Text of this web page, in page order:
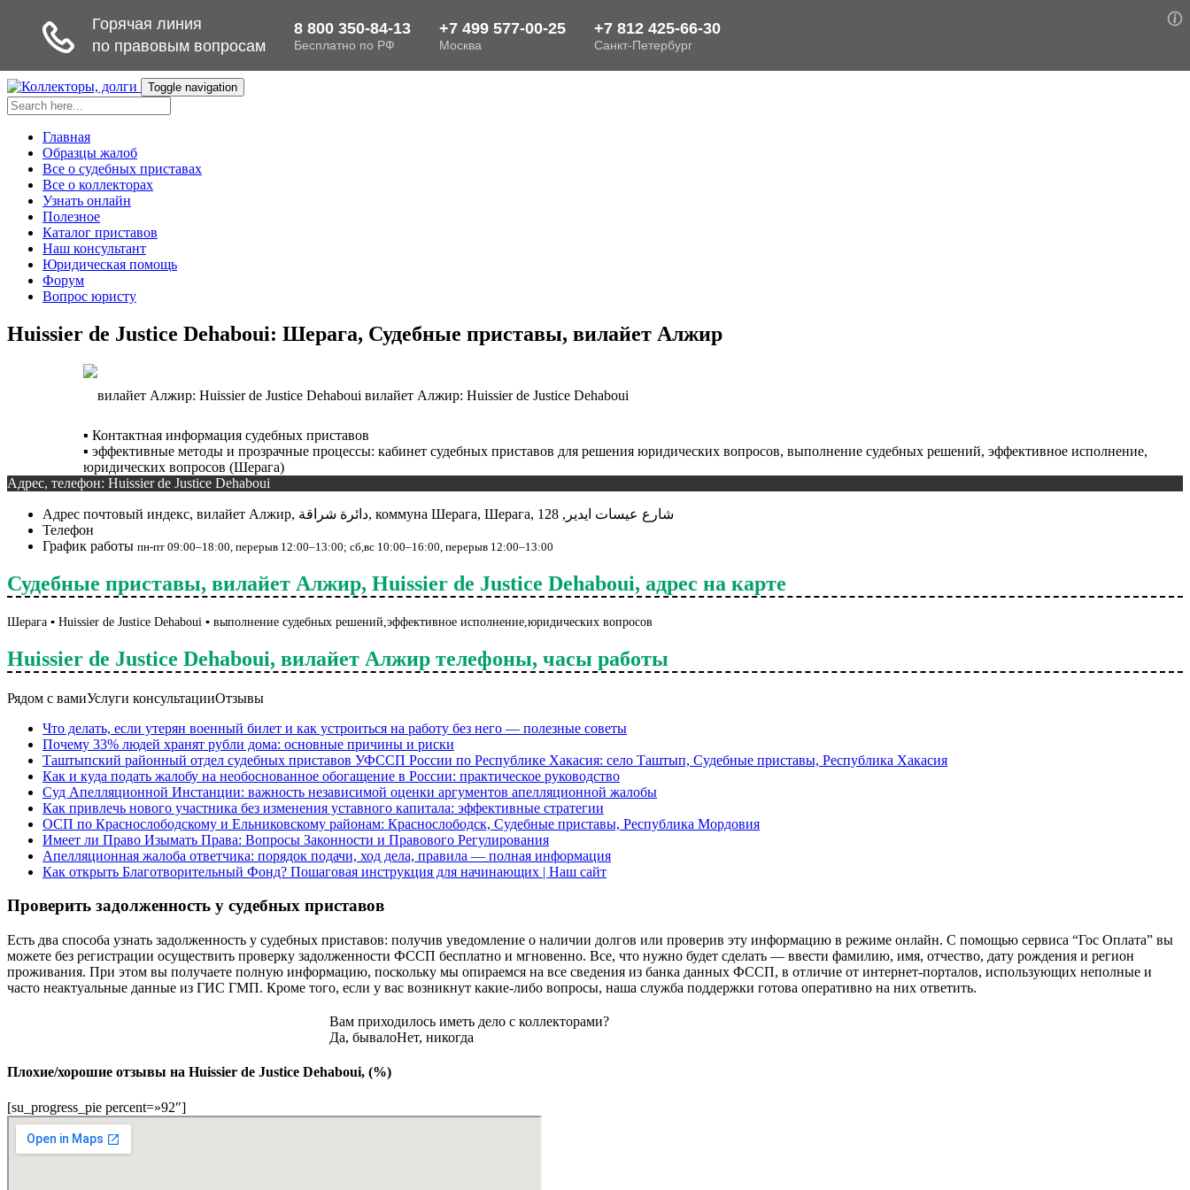
Toggle navigation
Главная
Образцы жалоб
Все о судебных приставах
Все о коллекторах
Узнать онлайн
Полезное
Каталог приставов
Наш консультант
Юридическая помощь
Форум
Вопрос юристу
Huissier de Justice Dehaboui: Шерага, Судебные приставы, вилайет Алжир
вилайет Алжир: Huissier de Justice Dehaboui
▪️ Контактная информация судебных приставов
▪️ эффективные методы и прозрачные процессы: кабинет судебных приставов для решения юридических вопросов, выполнение судебных решений, эффективное исполнение,
юридических вопросов (Шерага)
Адрес, телефон: Huissier de Justice Dehaboui
Адрес
почтовый индекс, вилайет Алжир, دائرة شراقة, коммуна Шерага, Шерага, شارع عيسات ايدير, 128
Телефон
График работы пн-пт 09:00–18:00, перерыв 12:00–13:00; сб,вс 10:00–16:00, перерыв 12:00–13:00
Судебные приставы, вилайет Алжир, Huissier de Justice Dehaboui, адрес на карте
Шерага ▪️ Huissier de Justice Dehaboui ▪️ выполнение судебных решений,эффективное исполнение,юридических вопросов
Huissier de Justice Dehaboui, вилайет Алжир телефоны, часы работы
Рядом с вамиУслуги консультацииОтзывы
Что делать, если утерян военный билет и как устроиться на работу без него — полезные советы
Почему 33% людей хранят рубли дома: основные причины и риски
Таштыпский районный отдел судебных приставов УФССП России по Республике Хакасия: село Таштып, Судебные приставы, Республика Хакасия
Как и куда подать жалобу на необоснованное обогащение в России: практическое руководство
Суд Апелляционной Инстанции: важность независимой оценки аргументов апелляционной жалобы
Как привлечь нового участника без изменения уставного капитала: эффективные стратегии
ОСП по Краснослободскому и Ельниковскому районам: Краснослободск, Судебные приставы, Республика Мордовия
Имеет ли Право Изымать Права: Вопросы Законности и Правового Регулирования
Апелляционная жалоба ответчика: порядок подачи, ход дела, правила — полная информация
Как открыть Благотворительный Фонд? Пошаговая инструкция для начинающих | Наш сайт
Проверить задолженность у судебных приставов
Есть два способа узнать задолженность у судебных приставов: получив уведомление о наличии долгов или проверив эту информацию в режиме онлайн. С помощью сервиса “Гос Оплата” вы
можете без регистрации осуществить проверку задолженности ФССП бесплатно и мгновенно. Все, что нужно будет сделать — ввести фамилию, имя, отчество, дату рождения и регион
проживания. При этом вы получаете полную информацию, поскольку мы опираемся на все сведения из банка данных ФССП, в отличие от интернет-порталов, использующих неполные и
часто неактуальные данные из ГИС ГМП. Кроме того, если у вас возникнут какие-либо вопросы, наша служба поддержки готова оперативно на них ответить.
Вам приходилось иметь дело с коллекторами?
Да, бывалоНет, никогда
Плохие/хорошие отзывы на Huissier de Justice Dehaboui, (%)
[su_progress_pie percent=»92″]